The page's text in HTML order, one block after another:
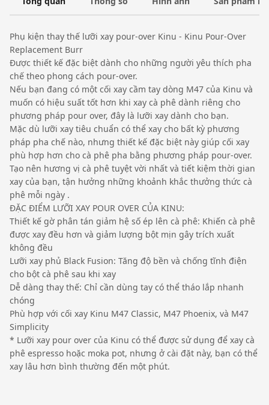
Phụ kiện thay thế lưỡi xay pour-over Kinu - Kinu Pour-Over
Replacement Burr
Được thiết kế đặc biệt dành cho những người yêu thích pha
chế theo phong cách pour-over.
Nếu bạn đang có một cối xay cầm tay dòng M47 của Kinu và
muốn có hiệu suất tốt hơn khi xay cà phê dành riêng cho
phương pháp pour over, đây là lưỡi xay dành cho bạn.
Mặc dù lưỡi xay tiêu chuẩn có thể xay cho bất kỳ phương
pháp pha chế nào, nhưng thiết kế đặc biệt này giúp cối xay
phù hợp hơn cho cà phê pha bằng phương pháp pour-over.
Tạo nên hương vị cà phê tuyệt vời nhất và tiết kiệm thời gian
xay của bạn, tận hưởng những khoảnh khắc thưởng thức cà
phê mỗi ngày .
ĐẶC ĐIỂM LƯỠI XAY POUR OVER CỦA KINU:
Thiết kế gờ phân tán giảm hệ số ép lên cà phê: Khiến cà phê
được xay đều hơn và giảm lượng bột mịn gây trích xuất
không đều
Lưỡi xay phủ Black Fusion: Tăng độ bền và chống tĩnh điện
cho bột cà phê sau khi xay
Dễ dàng thay thế: Chỉ cần dùng tay có thể tháo lắp nhanh
chóng
Phù hợp với cối xay Kinu M47 Classic, M47 Phoenix, và M47
Simplicity
* Lưỡi xay pour over của Kinu có thể được sử dụng để xay cà
phê espresso hoặc moka pot, nhưng ở cài đặt này, bạn có thể
xay lâu hơn bình thường đến một phút.